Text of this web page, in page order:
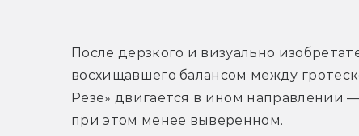
После дерзкого и визуально
восхищавшего балансом между
Резе» двигается в ином направлении
при этом менее выверенном.